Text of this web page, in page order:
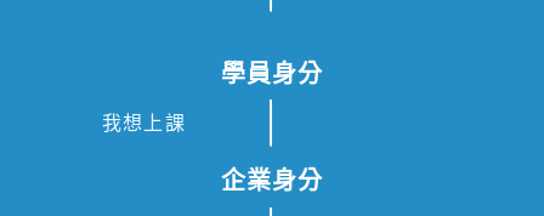
學員身分
我想上課
企業身分